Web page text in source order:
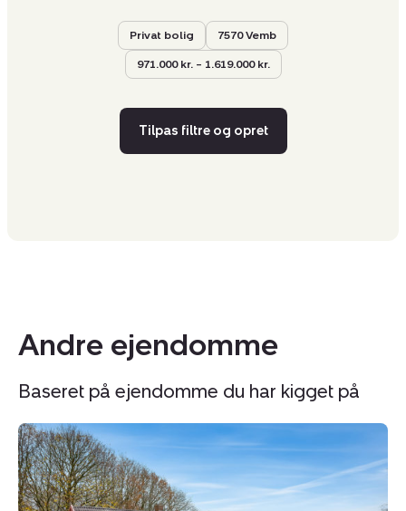
Privat bolig 7570 Vemb
971.000 kr. – 1.619.000 kr.
Tilpas filtre og opret
Andre ejendomme
Baseret på ejendomme du har kigget på
Landejendom:
Skjernvej
211,
Agerfeld,